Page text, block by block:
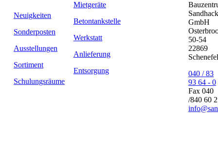
Neuigkeiten
Sonderposten
Ausstellungen
Sortiment
Schulungsräume
Mietgeräte
Betontankstelle
Werkstatt
Anlieferung
Entsorgung
Sandhack
GmbH
50-54
22869
040 / 83
93 64 - 0
Fax 040
/840 60